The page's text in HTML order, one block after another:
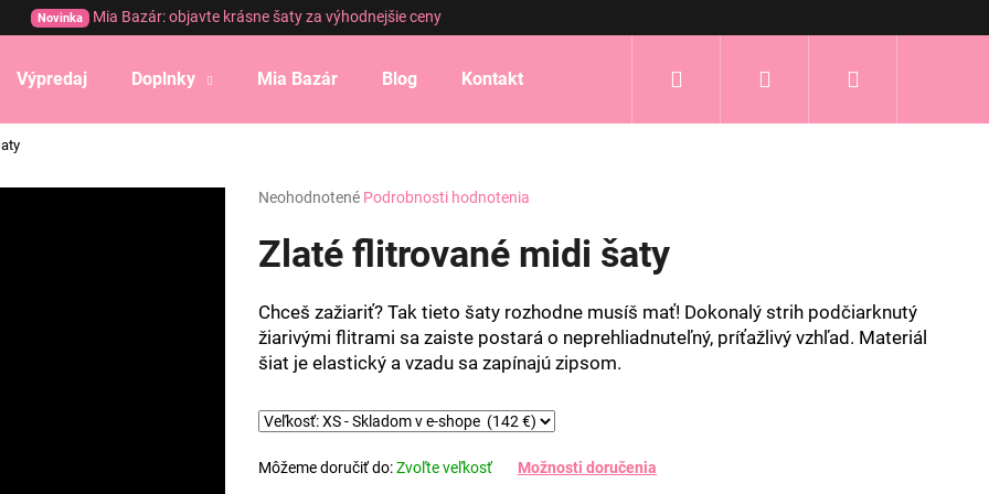
Novinka Mia Bazár: objavte krásne šaty za výhodnejšie ceny
Výpredaj Doplnky Mia Bazár Blog Kontakt Prihlásenie
Priemerné
produktu
je
5
hviezdičiek.
Neohodnotené Podrobnosti hodnotenia
Zlaté flitrované midi šaty
Chceš zažiariť? Tak tieto šaty rozhodne musíš mať! Dokonalý strih podčiarknutý
žiarivými flitrami sa zaiste postará o neprehliadnuteľný, príťažlivý vzhľad. Materiál
šiat je elastický a vzadu sa zapínajú zipsom.
Môžeme doručiť do:Zvoľte veľkosť Možnosti doručenia
Čo potrebujete nájsť?
HĽADAŤ